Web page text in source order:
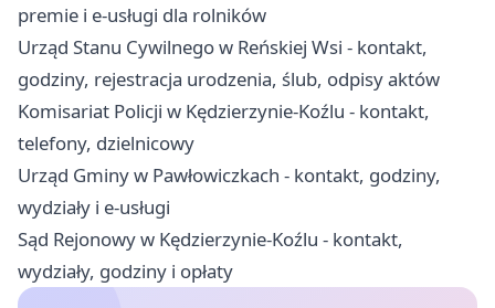
premie i e-usługi dla rolników
Urząd Stanu Cywilnego w Reńskiej Wsi - kontakt,
godziny, rejestracja urodzenia, ślub, odpisy aktów
Komisariat Policji w Kędzierzynie-Koźlu - kontakt,
telefony, dzielnicowy
Urząd Gminy w Pawłowiczkach - kontakt, godziny,
wydziały i e-usługi
Sąd Rejonowy w Kędzierzynie-Koźlu - kontakt,
wydziały, godziny i opłaty